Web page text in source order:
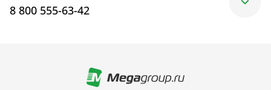
8 800 555-63-42
+7 (499) 705-30-10